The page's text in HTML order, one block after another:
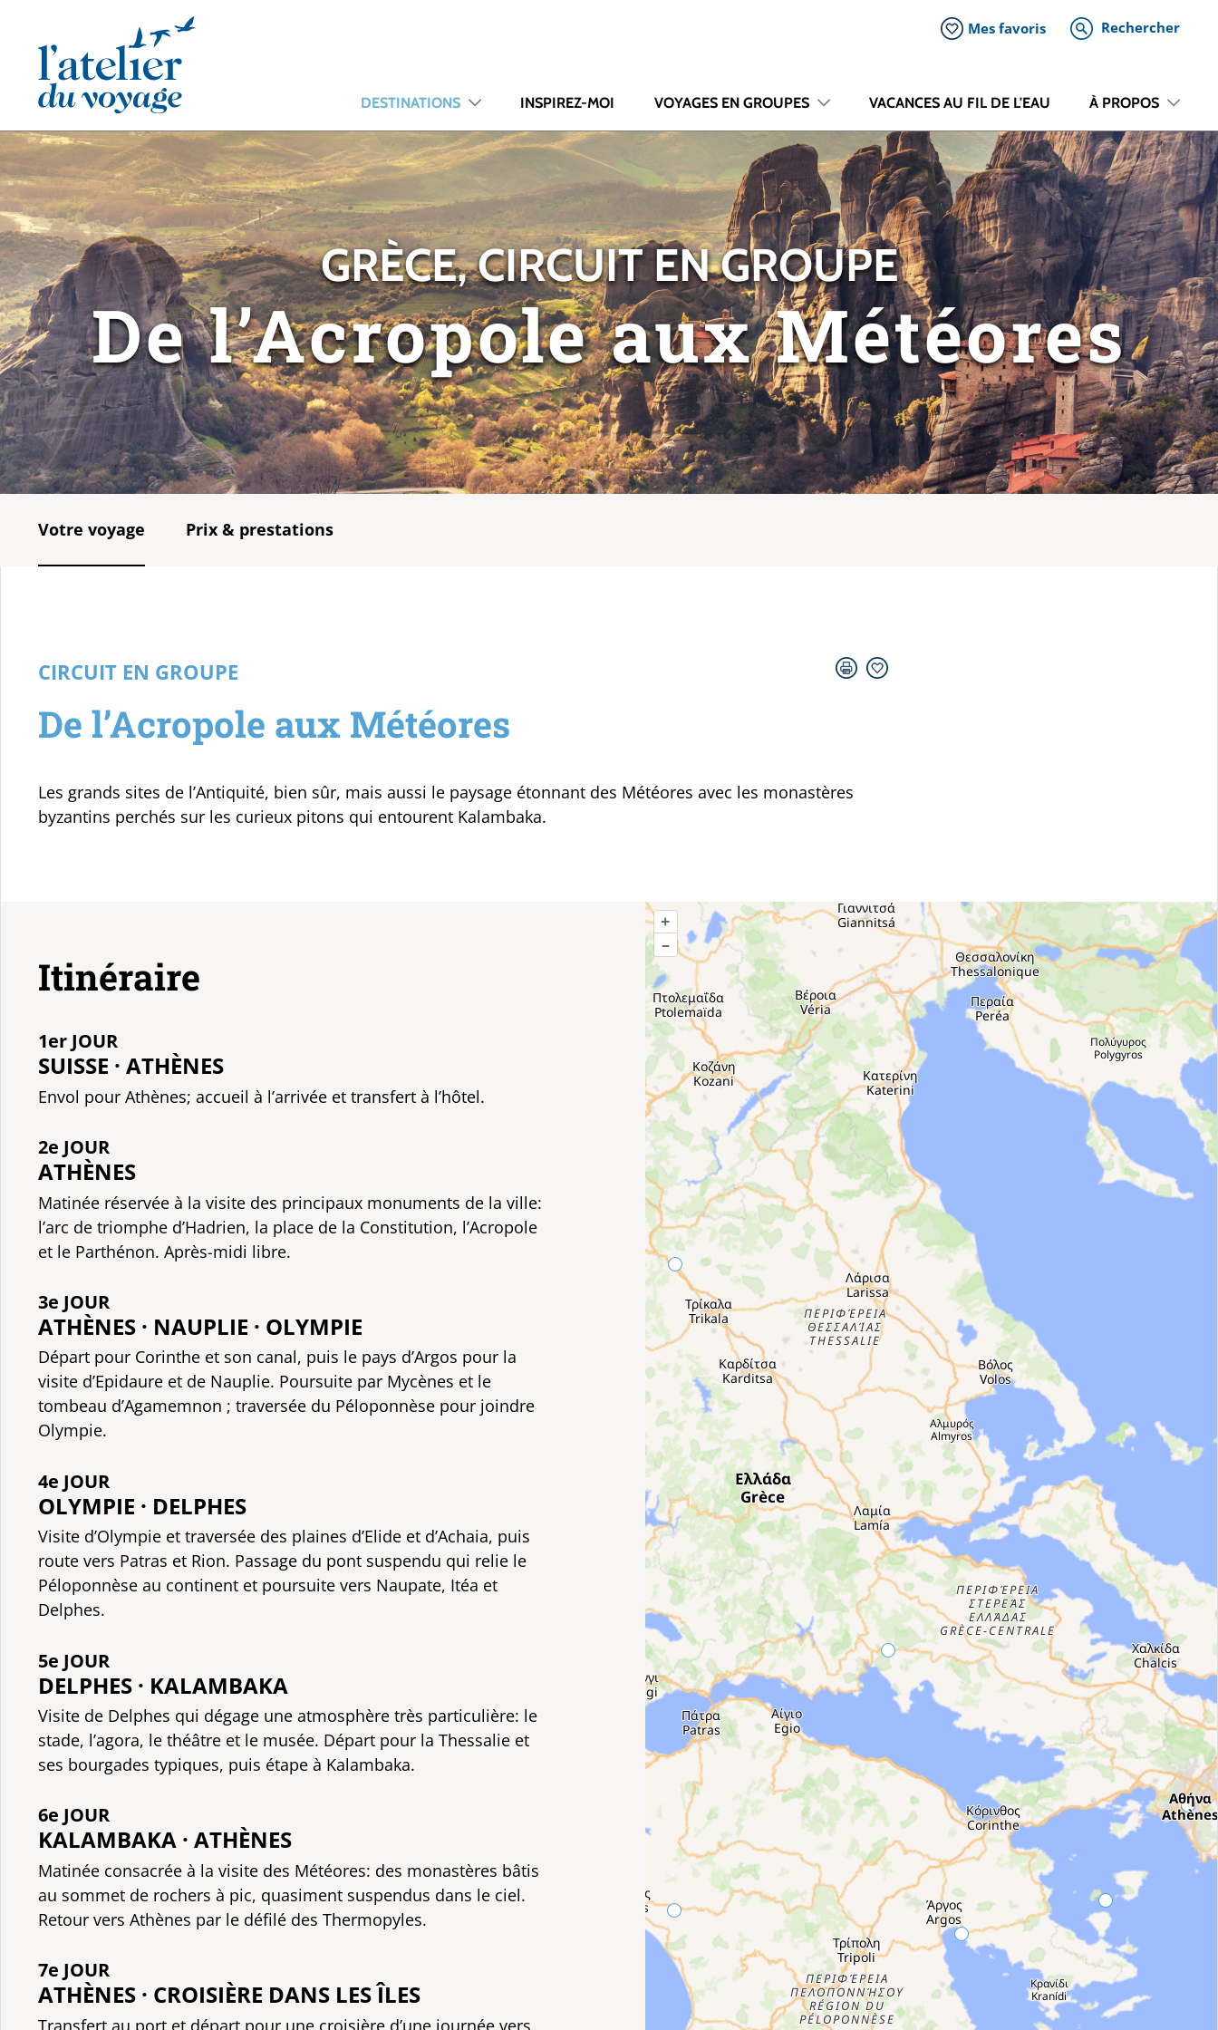
Mes favoris Rechercher
DESTINATIONS INSPIREZ-MOI VOYAGES EN GROUPES VACANCES AU FIL DE L'EAU À PROPOS
GRÈCE, CIRCUIT EN GROUPE
De l’Acropole aux Météores
Votre voyage Prix & prestations
CIRCUIT EN GROUPE
De l’Acropole aux Météores
Les grands sites de l’Antiquité, bien sûr, mais aussi le paysage étonnant des Météores avec les monastères
byzantins perchés sur les curieux pitons qui entourent Kalambaka.
+
–
Itinéraire
1er JOUR
SUISSE · ATHÈNES
Envol pour Athènes; accueil à l’arrivée et transfert à l’hôtel.
2e JOUR
ATHÈNES
Matinée réservée à la visite des principaux monuments de la ville:
l’arc de triomphe d’Hadrien, la place de la Constitution, l’Acropole
et le Parthénon. Après-midi libre.
3e JOUR
ATHÈNES · NAUPLIE · OLYMPIE
Départ pour Corinthe et son canal, puis le pays d’Argos pour la
visite d’Epidaure et de Nauplie. Poursuite par Mycènes et le
tombeau d’Agamemnon ; traversée du Péloponnèse pour joindre
Olympie.
4e JOUR
OLYMPIE · DELPHES
Visite d’Olympie et traversée des plaines d’Elide et d’Achaia, puis
route vers Patras et Rion. Passage du pont suspendu qui relie le
Péloponnèse au continent et poursuite vers Naupate, Itéa et
Delphes.
5e JOUR
DELPHES · KALAMBAKA
Visite de Delphes qui dégage une atmosphère très particulière: le
stade, l’agora, le théâtre et le musée. Départ pour la Thessalie et
ses bourgades typiques, puis étape à Kalambaka.
6e JOUR
KALAMBAKA · ATHÈNES
Matinée consacrée à la visite des Météores: des monastères bâtis
au sommet de rochers à pic, quasiment suspendus dans le ciel.
Retour vers Athènes par le défilé des Thermopyles.
7e JOUR
ATHÈNES · CROISIÈRE DANS LES ÎLES
Transfert au port et départ pour une croisière d’une journée vers
Panneau de gestion des cookies